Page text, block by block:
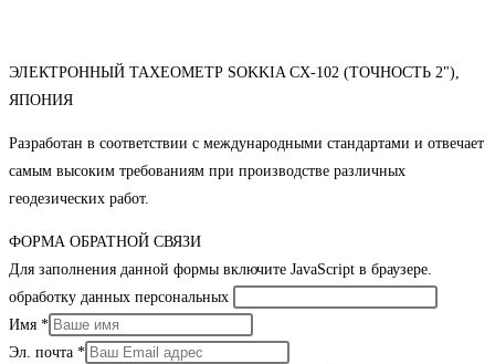
ЭЛЕКТРОННЫЙ ТАХЕОМЕТР SOKKIA CX-102 (ТОЧНОСТЬ 2"),
ЯПОНИЯ
Разработан в соответствии с международными стандартами и отвечает
самым высоким требованиям при производстве различных
геодезических работ.
ФОРМА ОБРАТНОЙ СВЯЗИ
Для заполнения данной формы включите JavaScript в браузере.
обработку данных персональных
Имя *
Эл. почта *